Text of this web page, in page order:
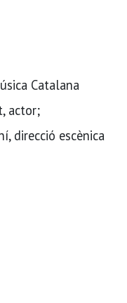
Catalana
actor;
direcció escènica